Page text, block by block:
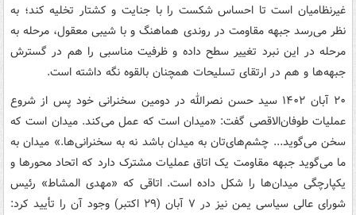
غیرنظامیان است تا احساس شکست را با جنایت و کشتار تخلیه کند؛ به
نظر می‌رسد جبهه مقاومت در روندی هماهنگ و با شیبی معقول، مرحله به
مرحله در این نبرد تغییر سطح داده و ظرفیت مناسبی را هم در گسترش
جبهه‌ها و هم در ارتقای تسلیحات همچنان بالقوه نگه داشته است.
۲۰ آبان ۱۴۰۲ سید حسن نصرالله در دومین سخنرانی خود پس از شروع
عملیات طوفان‌الاقصی گفت: «میدان است که عمل می‌کند. میدان است که
سخن می‌گوید... چشم‌های‌تان به میدان باشد نه به سخنرانی‌ها.» میدان به
ما می‌گوید جبهه مقاومت یک اتاق عملیات مشترک دارد که اتحاد محورها و
یکپارچگی میدان‌ها را شکل داده است. اتاقی که «مهدی المشاط» رئیس
شورای عالی سیاسی یمن نیز در ۷ آبان (۲۹ اکتبر) وجود آن را تأیید کرد: